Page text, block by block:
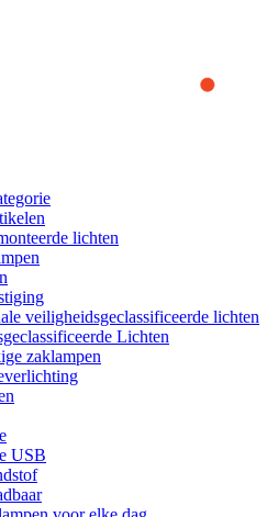
provide you the best experience
browse this website, you accept
analyze how the website is used and
To learn more or to find out how
access our
lichten
veiligheidsgeclassificeerde lichten
Lichten
zaklampen
USB